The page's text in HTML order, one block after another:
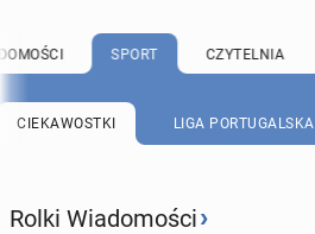
SPORT CZYTELNIA
CIEKAWOSTKI LIGA PORTUGALSKA
Rolki Wiadomości›